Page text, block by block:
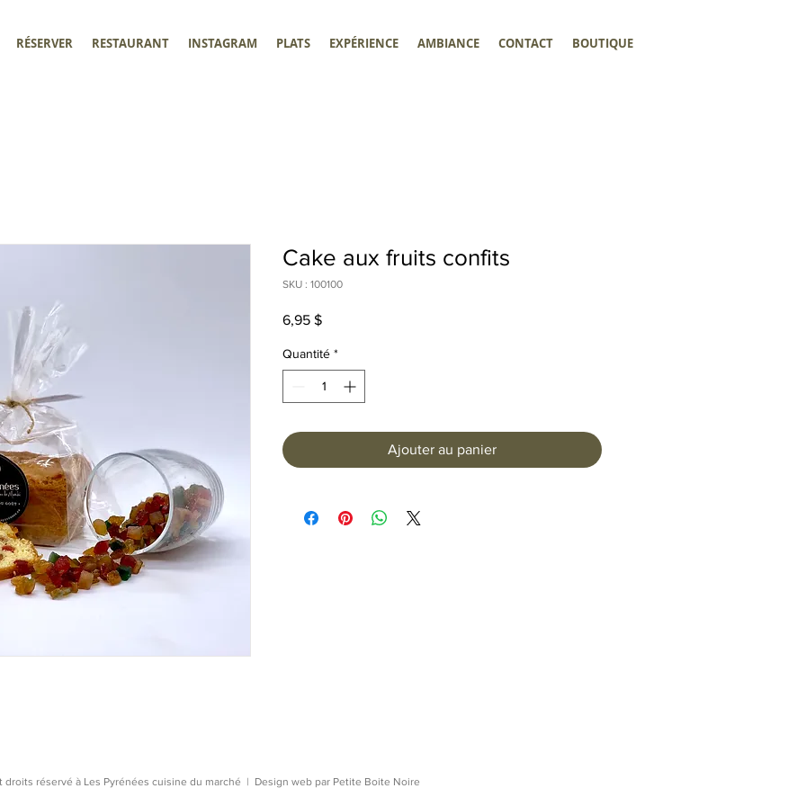
RÉSERVER RESTAURANT INSTAGRAM PLATS EXPÉRIENCE AMBIANCE CONTACT BOUTIQUE
Cake aux fruits confits
SKU : 100100
6,95 $Prix
Quantité *
Ajouter au panier
droits réservé à Les Pyrénées cuisine du marché | Design web par Petite Boite Noire